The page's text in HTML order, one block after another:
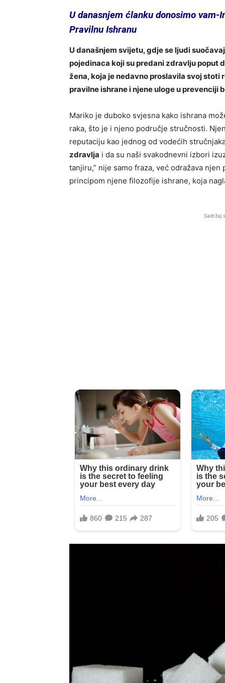
U danasnjem ćlanku donosimo
Pravilnu Ishranu
U današnjem svijetu, gdje se ljudi
pojedinaca koji su predani zdravlju poput
žena, koja je nedavno proslavila svoj
pravilne ishrane i njene uloge u prevenciji
Mariko je duboko svjesna kako ishrana
raka, što je i njeno područje stručnosti.
reputaciju kao jednog od vodećih
zdravlja i da su naši svakodnevni izbori
tanjiru,” nije samo fraza, već odražava
principom njene filozofije ishrane, koja
Sadržaj